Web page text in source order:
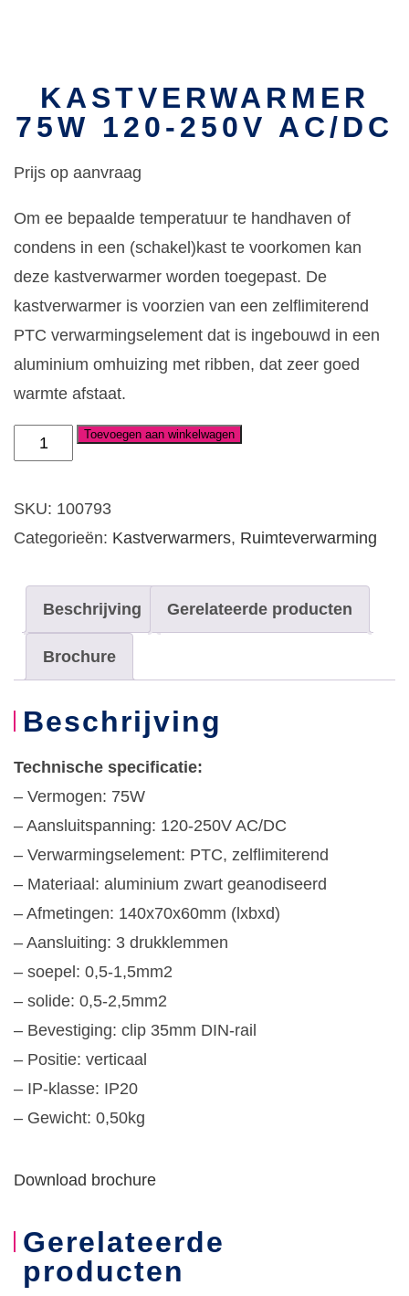
KASTVERWARMER
75W 120-250V AC/DC
Prijs op aanvraag
Om ee bepaalde temperatuur te handhaven of
condens in een (schakel)kast te voorkomen kan
deze kastverwarmer worden toegepast. De
kastverwarmer is voorzien van een zelflimiterend
PTC verwarmingselement dat is ingebouwd in een
aluminium omhuizing met ribben, dat zeer goed
warmte afstaat.
Kastverwarmer
aantal
Toevoegen aan winkelwagen
SKU: 100793
Categorieën: Kastverwarmers, Ruimteverwarming
Beschrijving Gerelateerde producten
Brochure
Beschrijving
Technische specificatie:
– Vermogen: 75W
– Aansluitspanning: 120-250V AC/DC
– Verwarmingselement: PTC, zelflimiterend
– Materiaal: aluminium zwart geanodiseerd
– Afmetingen: 140x70x60mm (lxbxd)
– Aansluiting: 3 drukklemmen
– soepel: 0,5-1,5mm2
– solide: 0,5-2,5mm2
– Bevestiging: clip 35mm DIN-rail
– Positie: verticaal
– IP-klasse: IP20
– Gewicht: 0,50kg
Download brochure
Gerelateerde
producten